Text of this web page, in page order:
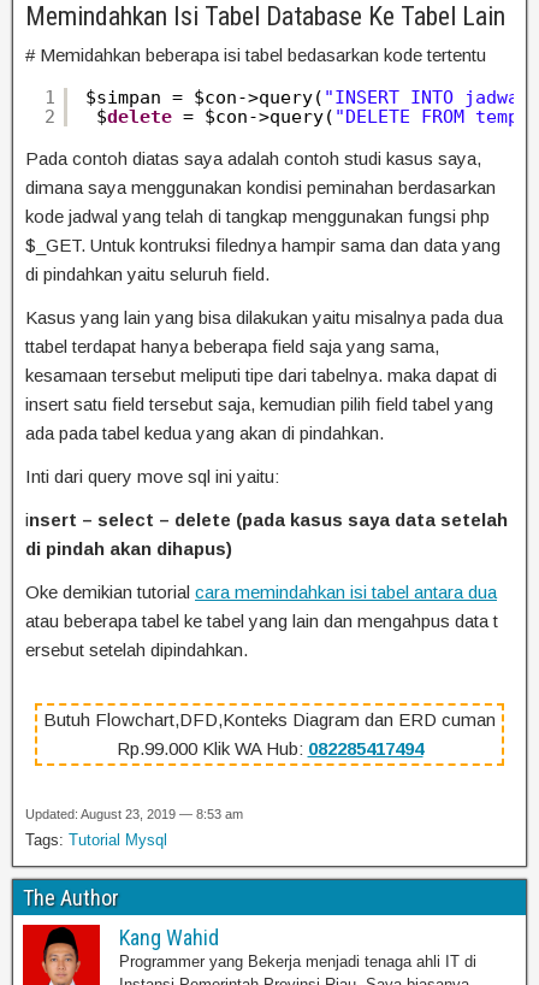
Memindahkan Isi Tabel Database Ke Tabel Lain
# Memidahkan beberapa isi tabel bedasarkan kode tertentu
1
2
$simpan = $con->query( "INSERT INTO
$delete = $con->query( "DELETE FROM
Pada contoh diatas saya adalah contoh studi kasus saya,
dimana saya menggunakan kondisi peminahan berdasarkan
kode jadwal yang telah di tangkap menggunakan fungsi php
$_GET. Untuk kontruksi filednya hampir sama dan data yang
di pindahkan yaitu seluruh field.
Kasus yang lain yang bisa dilakukan yaitu misalnya pada dua
ttabel terdapat hanya beberapa field saja yang sama,
kesamaan tersebut meliputi tipe dari tabelnya. maka dapat di
insert satu field tersebut saja, kemudian pilih field tabel yang
ada pada tabel kedua yang akan di pindahkan.
Inti dari query move sql ini yaitu:
insert – select – delete (pada kasus saya data setelah
di pindah akan dihapus)
Oke demikian tutorial cara memindahkan isi tabel antara dua
atau beberapa tabel ke tabel yang lain dan mengahpus data t
ersebut setelah dipindahkan.
Butuh Flowchart,DFD,Konteks Diagram dan ERD cuman
Rp.99.000 Klik WA Hub: 082285417494
Updated: August 23, 2019 — 8:53 am
Tags: Tutorial Mysql
The Author
Kang Wahid
Programmer yang Bekerja menjadi tenaga ahli IT di